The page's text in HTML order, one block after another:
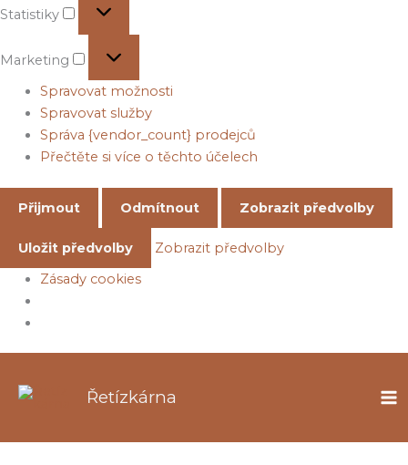
Statistiky
Marketing
Spravovat možnosti
Spravovat služby
Správa {vendor_count} prodejců
Přečtěte si více o těchto účelech
Přijmout Odmítnout Zobrazit předvolby
Uložit předvolby
Zobrazit předvolby
Zásady cookies
Řetízkárna